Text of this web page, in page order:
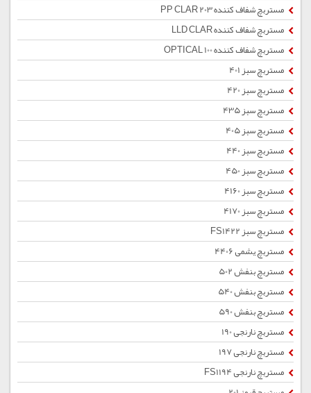
مستربچ شفاف کننده PP CLAR 203
مستربچ شفاف کننده LLD CLAR
مستربچ شفاف کننده OPTICAL 100
مستربچ سبز 401
مستربچ سبز 420
مستربچ سبز 435
مستربچ سبز 405
مستربچ سبز 440
مستربچ سبز 450
مستربچ سبز 4160
مستربچ سبز 4170
مستربچ سبز FS1422
مستربچ یشمی 4406
مستربچ بنفش 502
مستربچ بنفش 540
مستربچ بنفش 590
مستربچ نارنجی 190
مستربچ نارنجی 197
مستربچ نارنجی FS1194